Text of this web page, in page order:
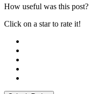
How useful was this post?
Click on a star to rate it!